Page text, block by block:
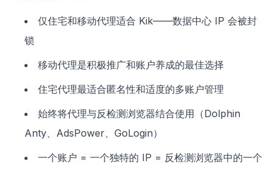
仅住宅和移动代理适合 Kik——数据中心 IP 会被封
锁
移动代理是积极推广和账户养成的最佳选择
住宅代理最适合匿名性和适度的多账户管理
始终将代理与反检测浏览器结合使用（Dolphin
Anty、AdsPower、GoLogin）
一个账户 = 一个独特的 IP = 反检测浏览器中的一个